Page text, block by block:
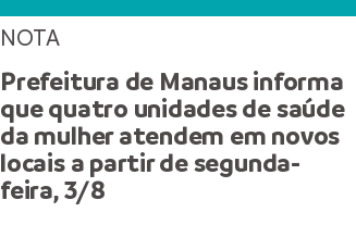
NOTA
Prefeitura de Manaus informa
que quatro unidades de saúde
da mulher atendem em novos
locais a partir de segunda-
feira, 3/8